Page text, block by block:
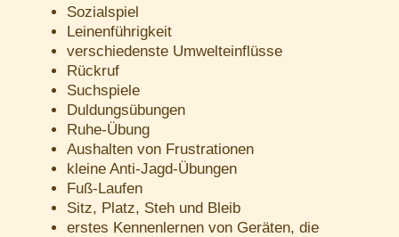
Sozialspiel
Leinenführigkeit
verschiedenste Umwelteinflüsse
Rückruf
Suchspiele
Duldungsübungen
Ruhe-Übung
Aushalten von Frustrationen
kleine Anti-Jagd-Übungen
Fuß-Laufen
Sitz, Platz, Steh und Bleib
erstes Kennenlernen von Geräten, die